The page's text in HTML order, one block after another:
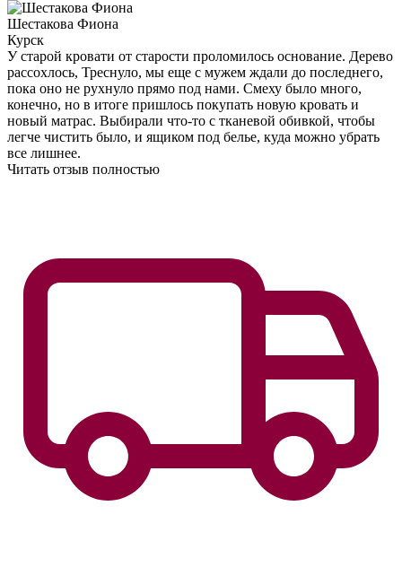
Шестакова Фиона
Курск
У старой кровати от старости проломилось основание. Дерево
рассохлось, Треснуло, мы еще с мужем ждали до последнего,
пока оно не рухнуло прямо под нами. Смеху было много,
конечно, но в итоге пришлось покупать новую кровать и
новый матрас. Выбирали что-то с тканевой обивкой, чтобы
легче чистить было, и ящиком под белье, куда можно убрать
все лишнее.
Читать отзыв полностью